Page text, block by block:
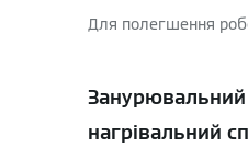
Для полегшення
Занурювальний
нагрівальний